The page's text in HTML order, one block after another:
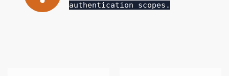
authentication scopes.